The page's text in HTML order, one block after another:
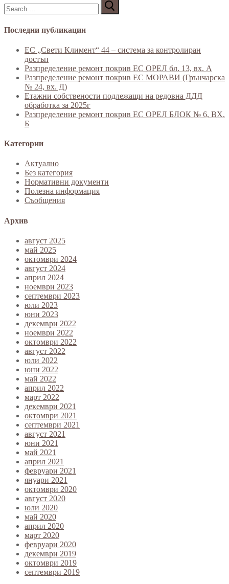
Търсене
за:
Последни публикации
ЕС „Свети Климент“ 44 – система за контролиран
достъп
Разпределение ремонт покрив ЕС ОРЕЛ бл. 13, вх. А
Разпределение ремонт покрив ЕС МОРАВИ (Грънчарска
№ 24, вх. Д)
Етажни собствености подлежащи на редовна ДДД
обработка за 2025г
Разпределение ремонт покрив ЕС ОРЕЛ БЛОК № 6, ВХ.
Б
Категории
Актуално
Без категория
Нормативни документи
Полезна информация
Съобщения
Архив
август 2025
май 2025
октомври 2024
август 2024
април 2024
ноември 2023
септември 2023
юли 2023
юни 2023
декември 2022
ноември 2022
октомври 2022
август 2022
юли 2022
юни 2022
май 2022
април 2022
март 2022
декември 2021
октомври 2021
септември 2021
август 2021
юни 2021
май 2021
април 2021
февруари 2021
януари 2021
октомври 2020
август 2020
юли 2020
май 2020
април 2020
март 2020
февруари 2020
декември 2019
октомври 2019
септември 2019